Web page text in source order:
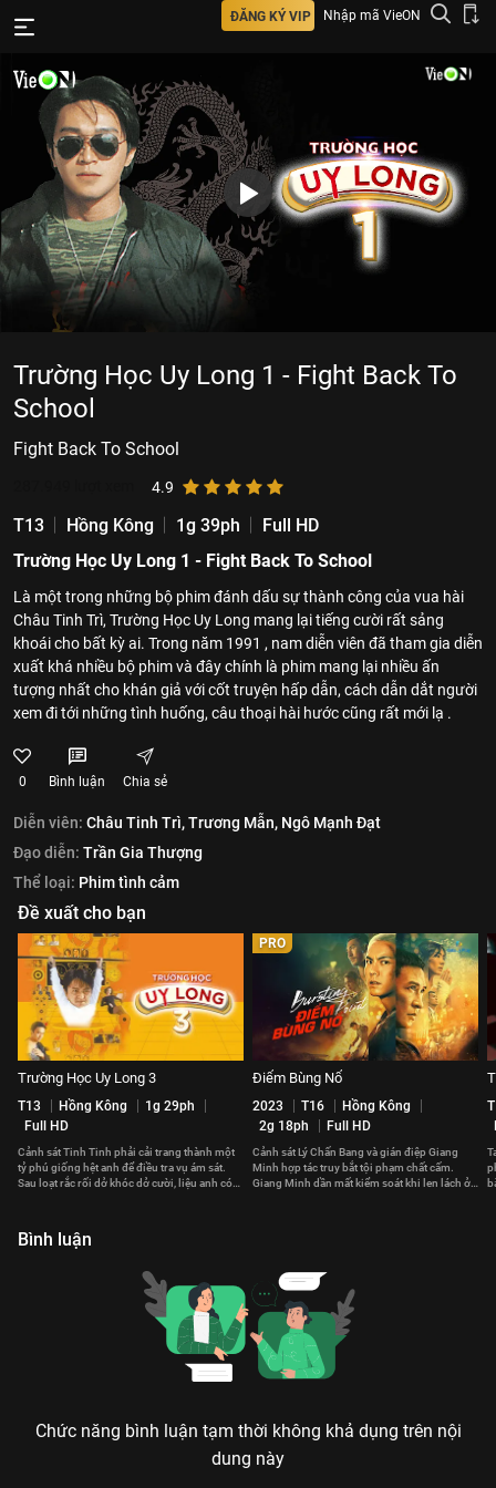
ĐĂNG KÝ VIP Nhập mã VieON
Trường Học Uy Long 1 - Fight Back To
School
Fight Back To School
4.9
T13 Hồng Kông 1g 39ph
Full HD
Trường Học Uy Long 1 - Fight Back To School
Là một trong những bộ phim đánh dấu sự thành công của vua hài
Châu Tinh Trì, Trường Học Uy Long mang lại tiếng cười rất sảng
khoái cho bất kỳ ai. Trong năm 1991 , nam diễn viên đã tham gia diễn
xuất khá nhiều bộ phim và đây chính là phim mang lại nhiều ấn
tượng nhất cho khán giả với cốt truyện hấp dẫn, cách dẫn dắt người
xem đi tới những tình huống, câu thoại hài hước cũng rất mới lạ .
0 Bình luận Chia sẻ
Diễn viên: Châu Tinh Trì,Trương Mẫn, Ngô Mạnh Đạt
Đạo diễn: Trần Gia Thượng
Thể loại: Phim tình cảm
Đề xuất cho bạn
Trường Học Uy Long 3
T13 Hồng Kông
1g 29ph
Full HD
Cảnh sát Tinh Tinh phải cải trang thành một
tỷ phú giống hệt anh để điều tra vụ ám sát.
Sau loạt rắc rối dở khóc dở cười, liệu anh có
PRO
Điểm Bùng Nổ
2023 T16
Hồng Kông
2g 18ph
Full HD
Cảnh sát Lý Chấn Bang và gián điệp Giang
Minh hợp tác truy bắt tội phạm chất cấm.
Giang Minh dần mất kiểm soát khi len lách ở
Bình luận
Chức năng bình luận tạm thời không khả dụng trên nội
dung này